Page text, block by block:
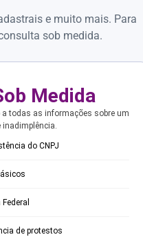
e muito mais. Para
sob medida.
Medida
todas as informações sobre um
do CNPJ
de protestos